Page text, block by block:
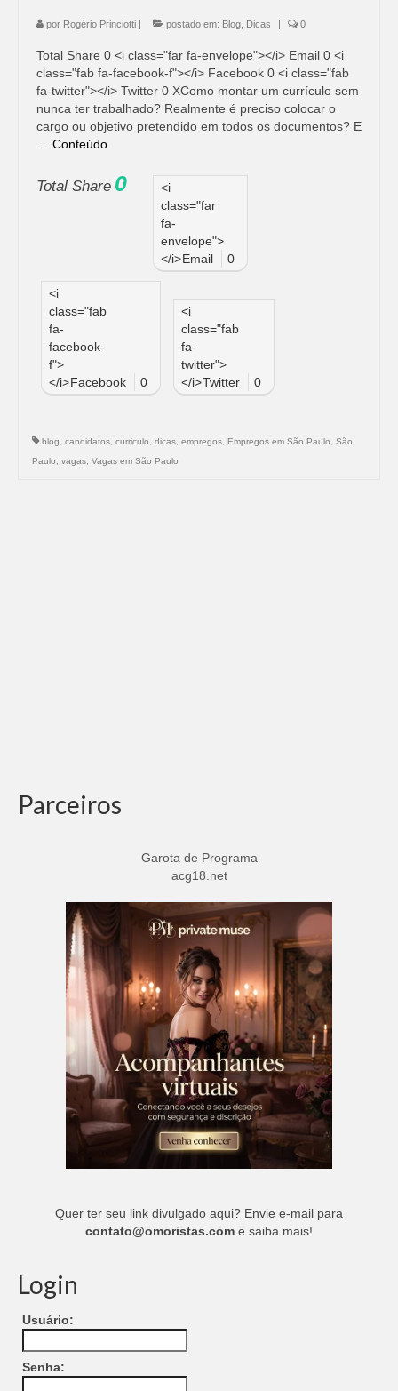
por Rogério Princiotti | postado em: Blog Dicas | 0
Total Share 0 <i class="far fa-envelope"></i> Email 0 <i
class="fab fa-facebook-f"></i> Facebook 0 <i class="fab
fa-twitter"></i> Twitter 0 XComo montar um currículo sem
nunca ter trabalhado? Realmente é preciso colocar o
cargo ou objetivo pretendido em todos os documentos? E
Conteúdo
Total Share 0
<i
class="far
fa-
envelope">
</i>Email 0
<i
class="fab
fa-
facebook-
f">
</i>Facebook 0
<i
class="fab
fa-
twitter">
</i>Twitter 0
blog candidatos curriculo dicas empregos Empregos em São Paulo
São
Paulo
vagas Vagas em São Paulo
Parceiros
Garota de Programa
acg18.net
Quer ter seu link divulgado aqui? Envie e-mail para
contato@omoristas.com e saiba mais!
Login
Usuário:
Senha: